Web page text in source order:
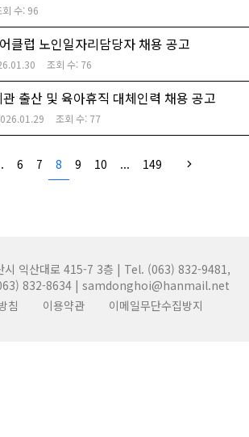
회 수: 96
클럽 노인일자리담당자 채용 공고
조회 수: 76
출산 및 육아휴직 대체인력 채용 공고
조회 수: 77
6 7 8 9 10 ... 149
시 익산대로 415-7 3층 | Tel. (063) 832-9481,
832-8634 | samdonghoi@hanmail.net
침
이용약관 이메일무단수집방지